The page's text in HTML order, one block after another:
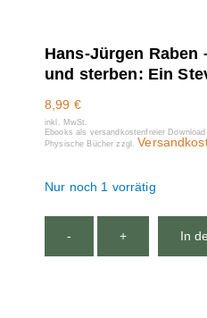
Hans-Jürgen Raben
und sterben: Ein
8,99 €
inkl. MwSt.
Ebooks als versandkostenfreier
Physische Bücher zzgl.
Nur noch 1 vorrätig
- + In